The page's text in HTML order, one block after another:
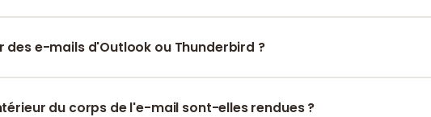
l'e-mail.
des e-mails d'Outlook ou Thunderbird ?
du corps de l'e-mail sont-elles rendues ?